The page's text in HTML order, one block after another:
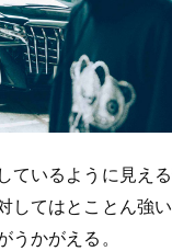
ているように見え
してはとことん強
うかがえる。